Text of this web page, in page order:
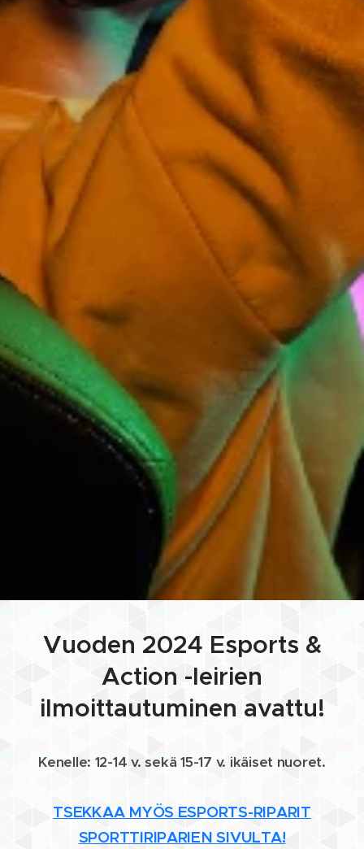
Vuoden 2024 Esports &
Action -leirien
ilmoittautuminen avattu!
Kenelle: 12-14 v. sekä 15-17 v. ikäiset nuoret.
TSEKKAA MYÖS ESPORTS-RIPARIT
SPORTTIRIPARIEN SIVULTA!